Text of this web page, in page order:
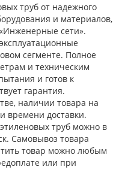
труб от надежного
и материалов,
сети».
сегменте. Полное
и техническим
и готов к
гарантия.
наличии товара на
времени доставки.
труб можно в
Самовывоз товара
товар можно любым
или при